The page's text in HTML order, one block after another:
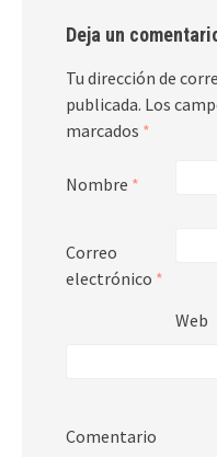
Deja un
Tu dirección de
publicada. Los
marcados *
Nombre *
Correo
electrónico *
Web
Comentario